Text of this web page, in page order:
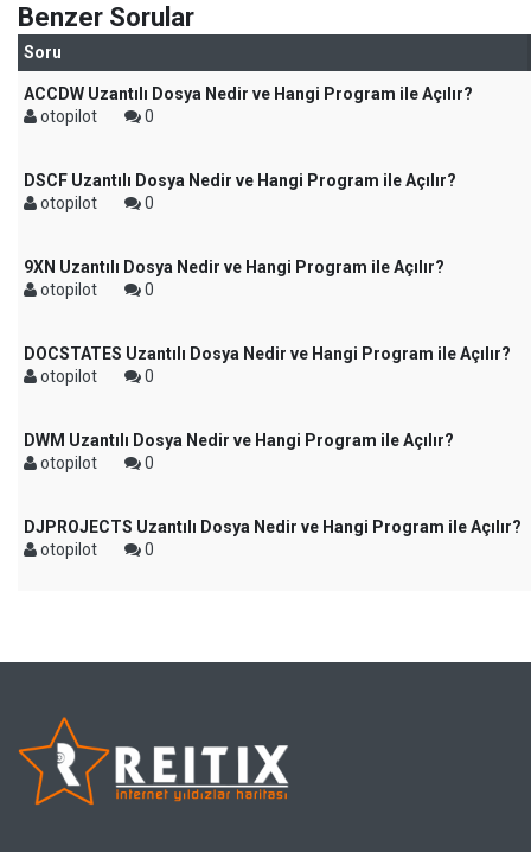
Benzer Sorular
Soru
ACCDW Uzantılı Dosya Nedir ve Hangi Program ile Açılır?
otopilot
0
DSCF Uzantılı Dosya Nedir ve Hangi Program ile Açılır?
otopilot
0
9XN Uzantılı Dosya Nedir ve Hangi Program ile Açılır?
otopilot
0
DOCSTATES Uzantılı Dosya Nedir ve Hangi Program ile Açılır?
otopilot
0
DWM Uzantılı Dosya Nedir ve Hangi Program ile Açılır?
otopilot
0
DJPROJECTS Uzantılı Dosya Nedir ve Hangi Program ile Açılır?
otopilot
0